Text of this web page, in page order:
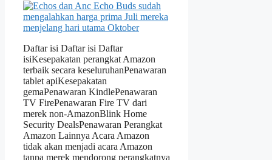
Daftar isi Daftar isi Daftar
isiKesepakatan perangkat Amazon
terbaik secara keseluruhanPenawaran
tablet apiKesepakatan
gemaPenawaran KindlePenawaran
TV FirePenawaran Fire TV dari
merek non-AmazonBlink Home
Security DealsPenawaran Perangkat
Amazon Lainnya Acara Amazon
tidak akan menjadi acara Amazon
tanpa merek mendorong perangkatnya